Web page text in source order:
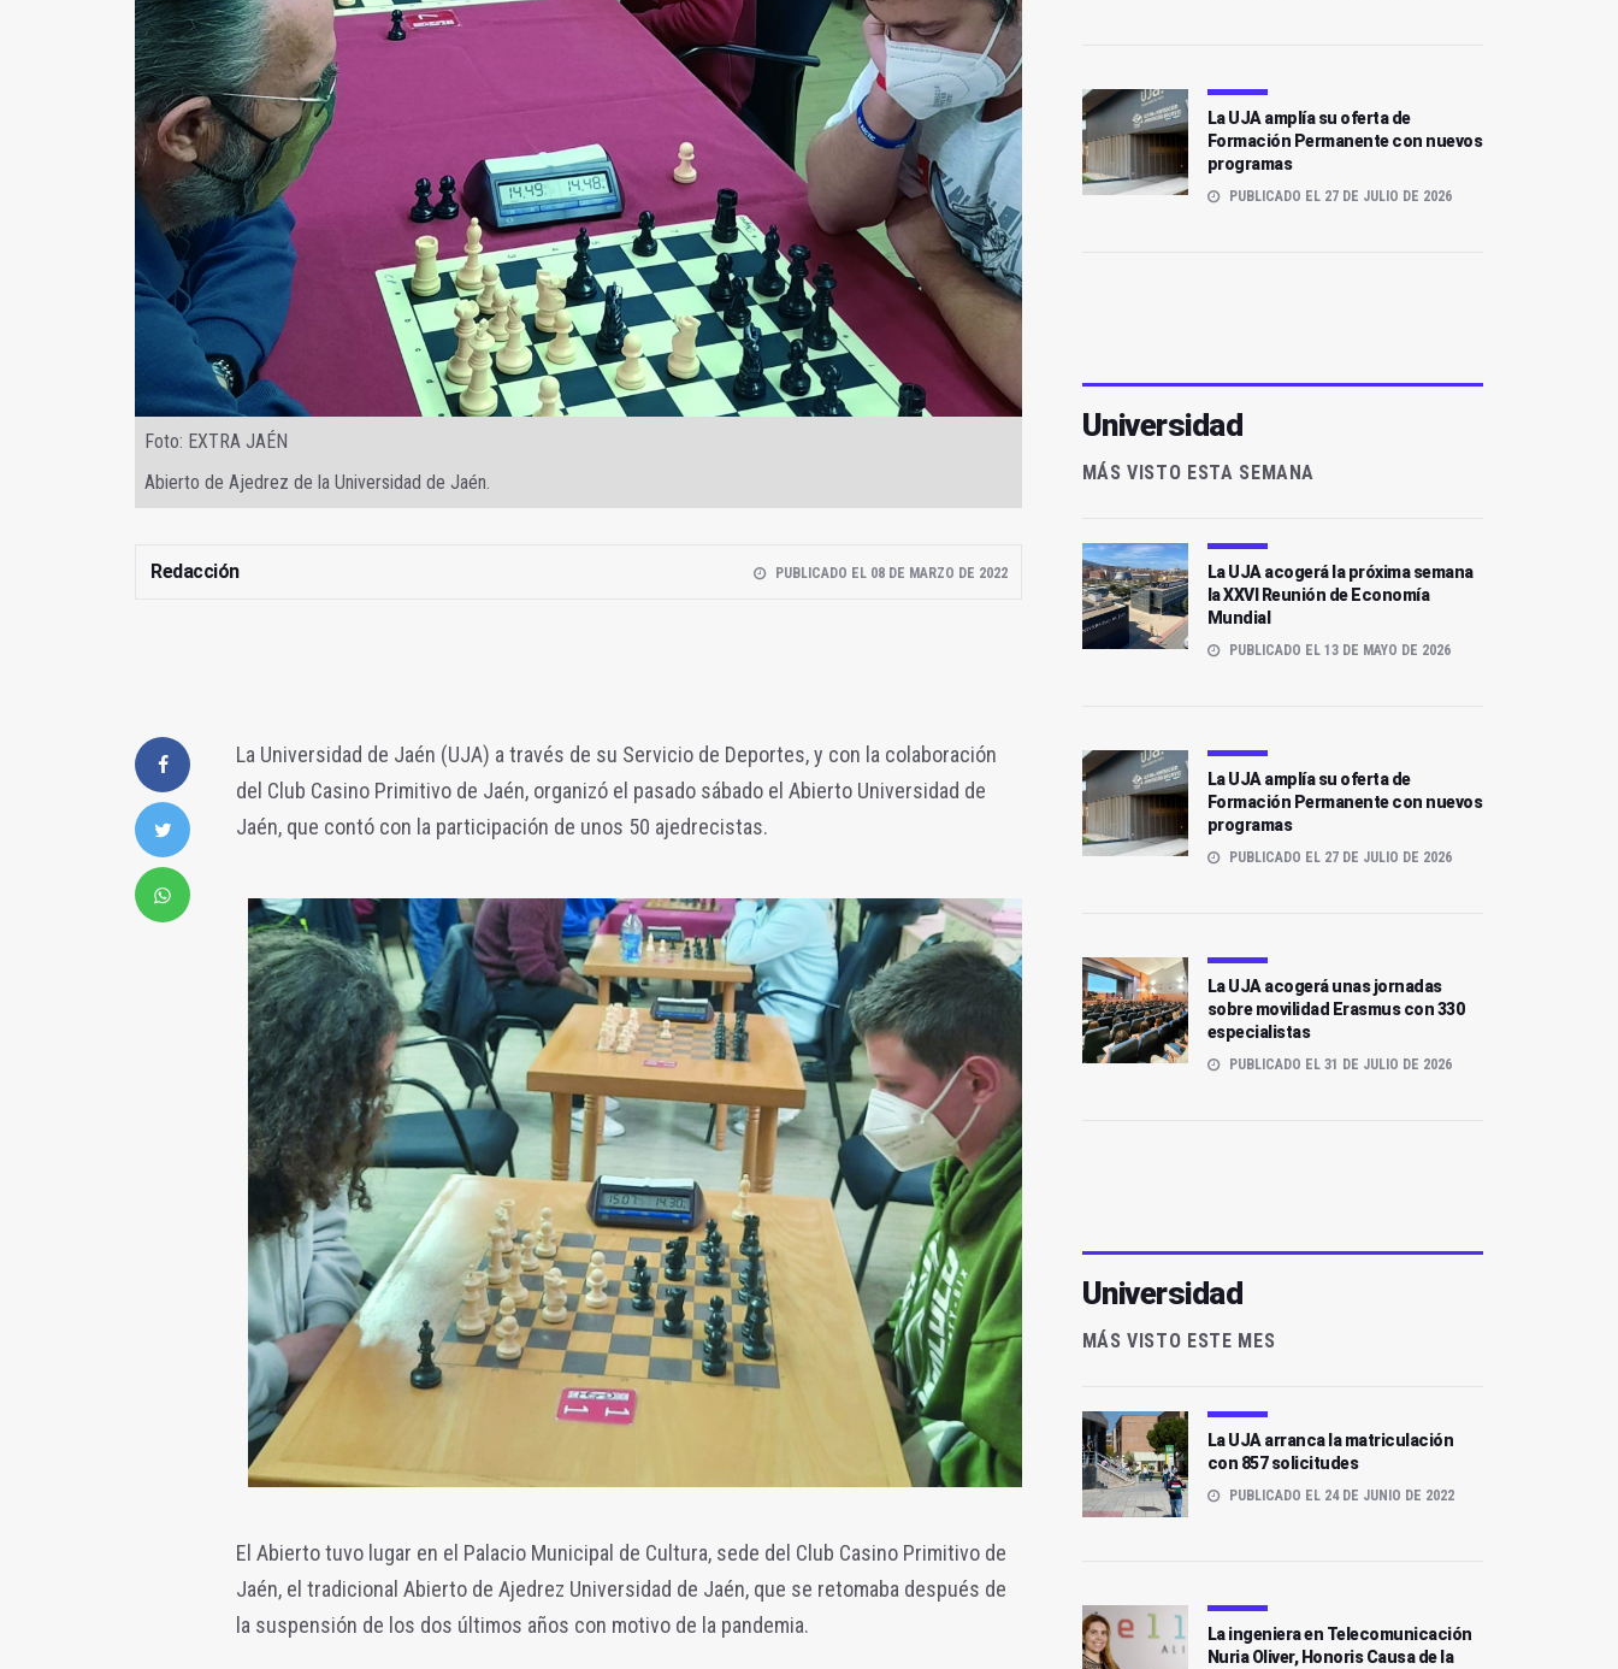
Foto: EXTRA JAÉN
Abierto de Ajedrez de la Universidad de Jaén.
Redacción PUBLICADO EL 08 DE MARZO DE 2022
La Universidad de Jaén (UJA) a través de su Servicio de Deportes, y con la colaboración
del Club Casino Primitivo de Jaén, organizó el pasado sábado el Abierto Universidad de
Jaén, que contó con la participación de unos 50 ajedrecistas.
El Abierto tuvo lugar en el Palacio Municipal de Cultura, sede del Club Casino Primitivo de
Jaén, el tradicional Abierto de Ajedrez Universidad de Jaén, que se retomaba después de
la suspensión de los dos últimos años con motivo de la pandemia.
La UJA amplía su oferta de
Formación Permanente con nuevos
programas
PUBLICADO EL 27 DE JULIO DE 2026
Universidad
MÁS VISTO ESTA SEMANA
La UJA acogerá la próxima semana
la XXVI Reunión de Economía
Mundial
PUBLICADO EL 13 DE MAYO DE 2026
La UJA amplía su oferta de
Formación Permanente con nuevos
programas
PUBLICADO EL 27 DE JULIO DE 2026
La UJA acogerá unas jornadas
sobre movilidad Erasmus con 330
especialistas
PUBLICADO EL 31 DE JULIO DE 2026
Universidad
MÁS VISTO ESTE MES
La UJA arranca la matriculación
con 857 solicitudes
PUBLICADO EL 24 DE JUNIO DE 2022
La ingeniera en Telecomunicación
Nuria Oliver, Honoris Causa de la